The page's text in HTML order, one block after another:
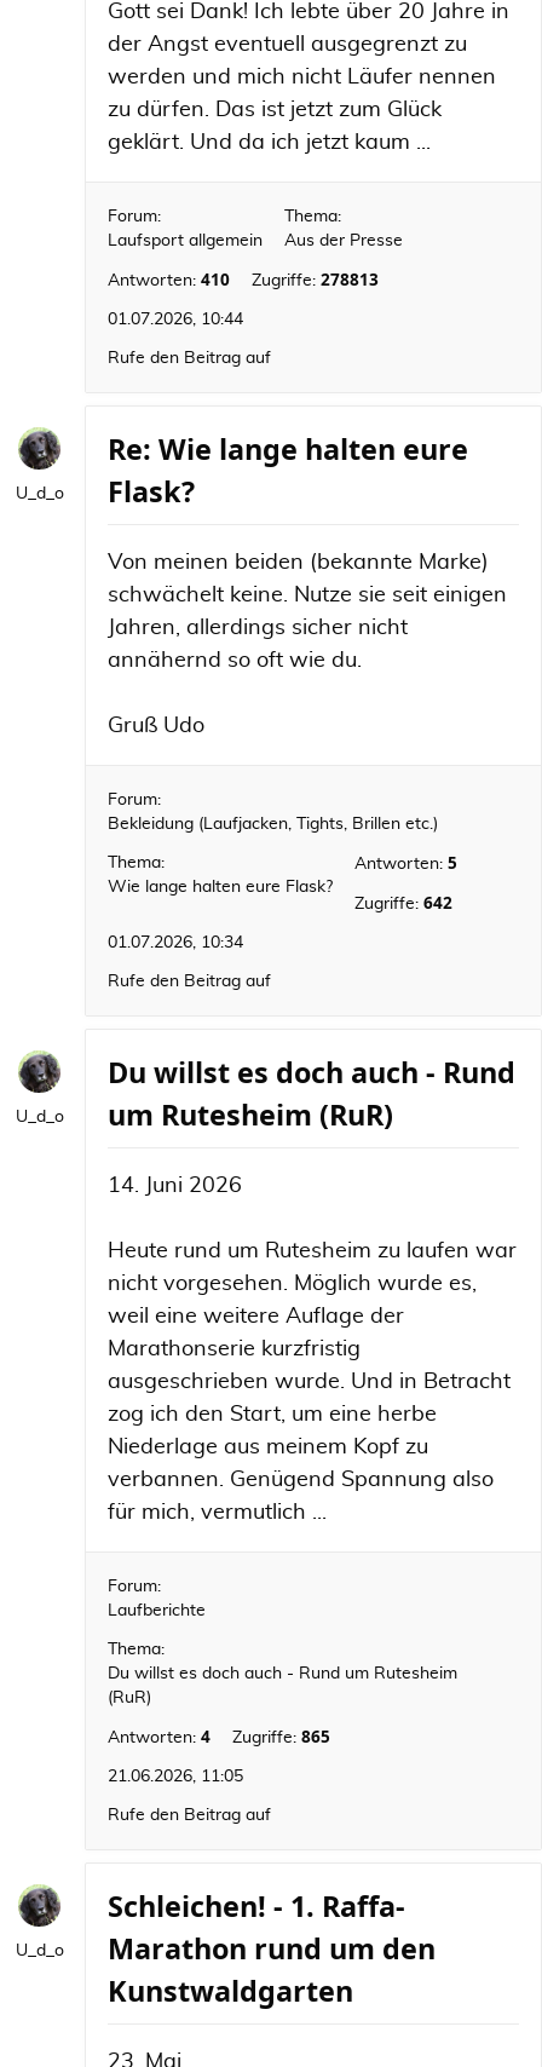
Gott sei Dank! Ich lebte über 20 Jahre in
der Angst eventuell ausgegrenzt zu
werden und mich nicht Läufer nennen
zu dürfen. Das ist jetzt zum Glück
geklärt. Und da ich jetzt kaum ...
Forum:
Laufsport allgemein
Thema:
Aus der Presse
Antworten: 410 Zugriffe: 278813
01.07.2026, 10:44
Rufe den Beitrag auf
U_d_o
Re: Wie lange halten eure
Flask?
Von meinen beiden (bekannte Marke)
schwächelt keine. Nutze sie seit einigen
Jahren, allerdings sicher nicht
annähernd so oft wie du.
Gruß Udo
Forum:
Bekleidung (Laufjacken, Tights, Brillen etc.)
Thema:
Wie lange halten eure Flask?
Antworten: 5
Zugriffe: 642
01.07.2026, 10:34
Rufe den Beitrag auf
U_d_o
Du willst es doch auch - Rund
um Rutesheim (RuR)
14. Juni 2026
Heute rund um Rutesheim zu laufen war
nicht vorgesehen. Möglich wurde es,
weil eine weitere Auflage der
Marathonserie kurzfristig
ausgeschrieben wurde. Und in Betracht
zog ich den Start, um eine herbe
Niederlage aus meinem Kopf zu
verbannen. Genügend Spannung also
für mich, vermutlich ...
Forum:
Laufberichte
Thema:
Du willst es doch auch - Rund um Rutesheim
(RuR)
Antworten: 4 Zugriffe: 865
21.06.2026, 11:05
Rufe den Beitrag auf
U_d_o
Schleichen! - 1. Raffa-
Marathon rund um den
Kunstwaldgarten
23. Mai